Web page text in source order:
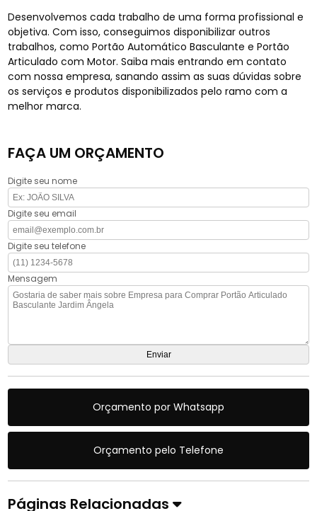
Desenvolvemos cada trabalho de uma forma profissional e
objetiva. Com isso, conseguimos disponibilizar outros
trabalhos, como Portão Automático Basculante e Portão
Articulado com Motor. Saiba mais entrando em contato
com nossa empresa, sanando assim as suas dúvidas sobre
os serviços e produtos disponibilizados pelo ramo com a
melhor marca.
FAÇA UM ORÇAMENTO
Digite seu nome
Digite seu email
Digite seu telefone
Mensagem
Orçamento por Whatsapp
Orçamento pelo Telefone
Páginas Relacionadas